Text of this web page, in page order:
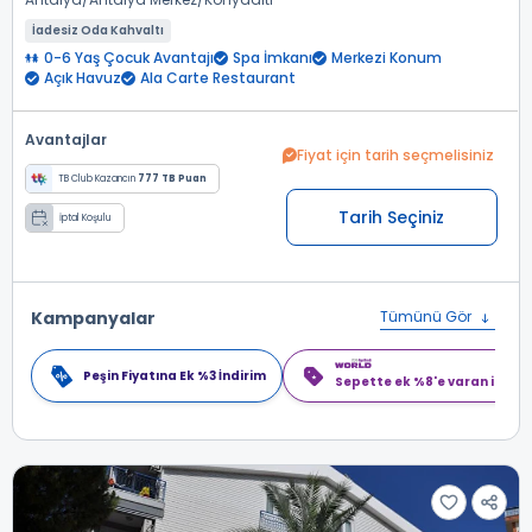
İadesiz Oda Kahvaltı
0-6 Yaş Çocuk Avantajı Spa İmkanı
Merkezi Konum
Açık Havuz
Ala Carte Restaurant
Avantajlar
TB Club Kazancın 777 TB Puan
İptal Koşulu
Fiyat için tarih seçmelisiniz
Tarih Seçiniz
Kampanyalar Tümünü Gör
Peşin Fiyatına Ek %3 İndirim Sepette ek %8'e varan